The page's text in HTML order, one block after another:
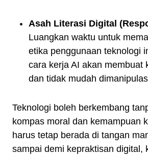
Asah Literasi Digital
Luangkan waktu untuk
etika penggunaan teknologi
cara kerja AI akan membuat
dan tidak mudah
Teknologi boleh berkembang
kompas moral dan kemampuan
harus tetap berada di tangan
sampai demi kepraktisan digital,